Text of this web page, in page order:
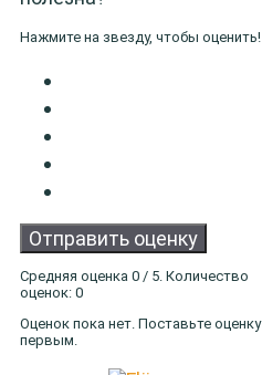
Нажмите на звезду, чтобы оценить!
Отправить оценку
Средняя оценка 0 / 5. Количество
оценок: 0
Оценок пока нет. Поставьте оценку
первым.